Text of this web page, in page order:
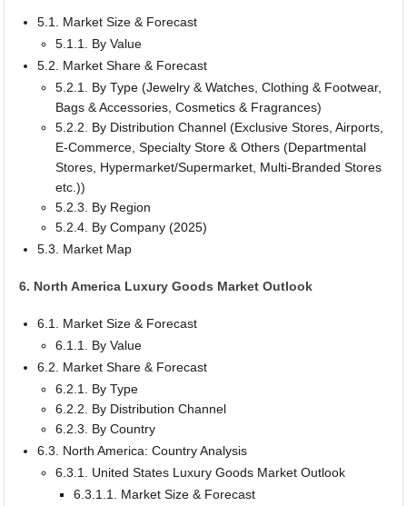
5.1. Market Size & Forecast
5.1.1. By Value
5.2. Market Share & Forecast
5.2.1. By Type (Jewelry & Watches, Clothing & Footwear,
Bags & Accessories, Cosmetics & Fragrances)
5.2.2. By Distribution Channel (Exclusive Stores, Airports,
E-Commerce, Specialty Store & Others (Departmental
Stores, Hypermarket/Supermarket, Multi-Branded Stores
etc.))
5.2.3. By Region
5.2.4. By Company (2025)
5.3. Market Map
6. North America Luxury Goods Market Outlook
6.1. Market Size & Forecast
6.1.1. By Value
6.2. Market Share & Forecast
6.2.1. By Type
6.2.2. By Distribution Channel
6.2.3. By Country
6.3. North America: Country Analysis
6.3.1. United States Luxury Goods Market Outlook
6.3.1.1. Market Size & Forecast